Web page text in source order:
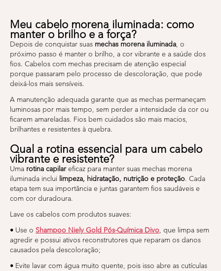
Meu cabelo morena iluminada: como
manter o brilho e a força?
Depois de conquistar suas mechas morena iluminada, o
próximo passo é manter o brilho, a cor vibrante e a saúde dos
fios. Cabelos com mechas precisam de atenção especial
porque passaram pelo processo de descoloração, que pode
deixá-los mais sensíveis.
A manutenção adequada garante que as mechas permaneçam
luminosas por mais tempo, sem perder a intensidade da cor ou
ficarem amareladas. Fios bem cuidados são mais macios,
brilhantes e resistentes à quebra.
Qual a rotina essencial para um cabelo
vibrante e resistente?
Uma rotina capilareficaz para manter suas mechas morena
iluminada inclui limpeza, hidratação, nutrição e proteção. Cada
etapa tem sua importância e juntas garantem fios saudáveis e
com cor duradoura.
Lave os cabelos com produtos suaves:
• Use o Shampoo Niely Gold Pós-Química Divo, que limpa sem
agredir e possui ativos reconstrutores que reparam os danos
causados pela descoloração;
• Evite lavar com água muito quente, pois isso abre as cutículas